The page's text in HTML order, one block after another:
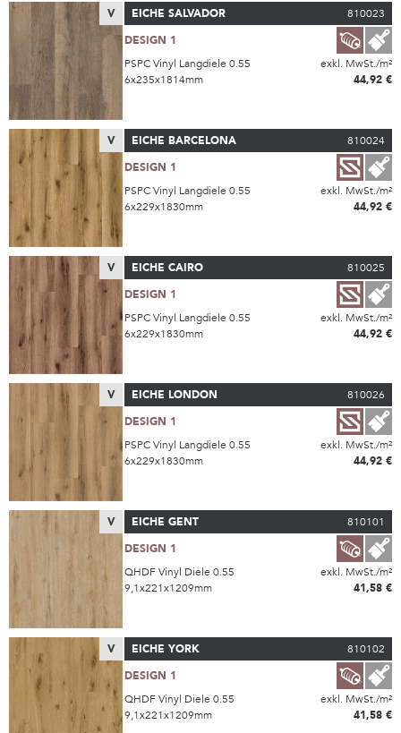
V EICHE SALVADOR
810023
DESIGN 1
PSPC Vinyl Langdiele 0.55
exkl. MwSt./m²
6x235x1814mm
44,92 €
V EICHE BARCELONA
810024
DESIGN 1
PSPC Vinyl Langdiele 0.55
exkl. MwSt./m²
6x229x1830mm
44,92 €
V EICHE CAIRO
810025
DESIGN 1
PSPC Vinyl Langdiele 0.55
exkl. MwSt./m²
6x229x1830mm
44,92 €
V EICHE LONDON
810026
DESIGN 1
PSPC Vinyl Langdiele 0.55
exkl. MwSt./m²
6x229x1830mm
44,92 €
V EICHE GENT
810101
DESIGN 1
QHDF Vinyl Diele 0.55
exkl. MwSt./m²
9,1x221x1209mm
41,58 €
V EICHE YORK
810102
DESIGN 1
QHDF Vinyl Diele 0.55
exkl. MwSt./m²
9,1x221x1209mm
41,58 €